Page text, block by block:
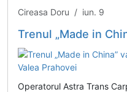
Cireasa Doru / iun. 9
Trenul „Made in China” va
Operatorul Astra Trans